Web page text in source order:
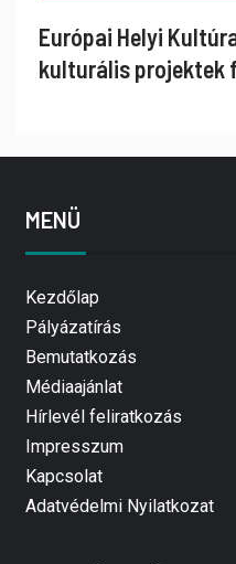
Európai Helyi
kulturális projektek
MENÜ
Kezdőlap
Pályázatírás
Bemutatkozás
Médiaajánlat
Hírlevél feliratkozás
Impresszum
Kapcsolat
Adatvédelmi Nyilatkozat